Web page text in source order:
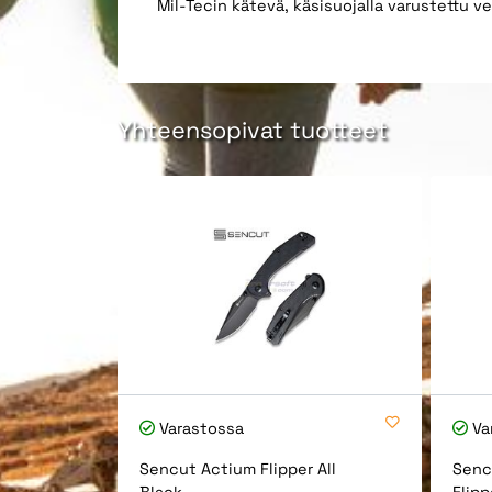
Mil-Tecin kätevä, käsisuojalla varustettu
Yhteensopivat tuotteet
Varastossa
Sencut Actium Flipper All